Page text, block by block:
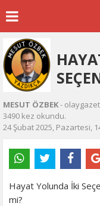
MESUT ÖZBEK-
3490 kez okundu.
24 Şubat 2025, Pazartesi,
Hayat Yolunda İki
mi?